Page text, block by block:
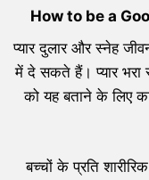
How to be a
प्यार दुलार और स्नेह
में दे सकते हैं। प्यार भरा
को यह बताने के लिए
बच्चों के प्रति